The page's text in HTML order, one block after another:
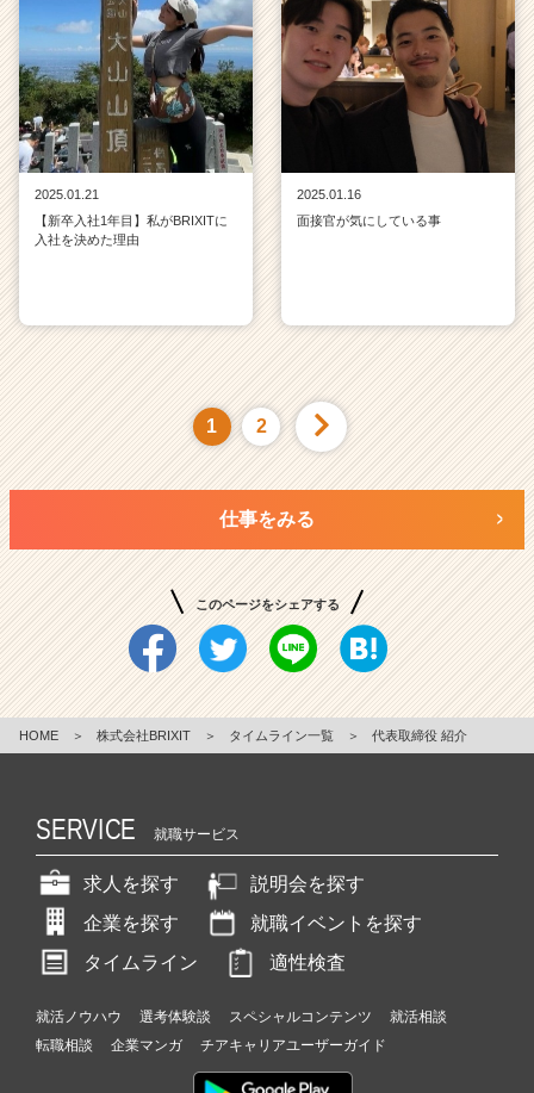
2025.01.21
【新卒入社1年目】私がBRIXITに
入社を決めた理由
2025.01.16
面接官が気にしている事
1 2
仕事をみる
このページをシェアする
HOME ＞ 株式会社BRIXIT ＞ タイムライン一覧 ＞ 代表取締役 紹介
SERVICE 就職サービス
求人を探す
説明会を探す
企業を探す
就職イベントを探す
タイムライン
適性検査
就活ノウハウ 選考体験談 スペシャルコンテンツ
就活相談
転職相談
企業マンガ チアキャリアユーザーガイド